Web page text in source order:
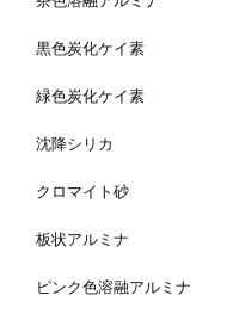
黒色炭化ケイ素
緑色炭化ケイ素
沈降シリカ
クロマイト砂
板状アルミナ
ピンク色溶融アルミナ